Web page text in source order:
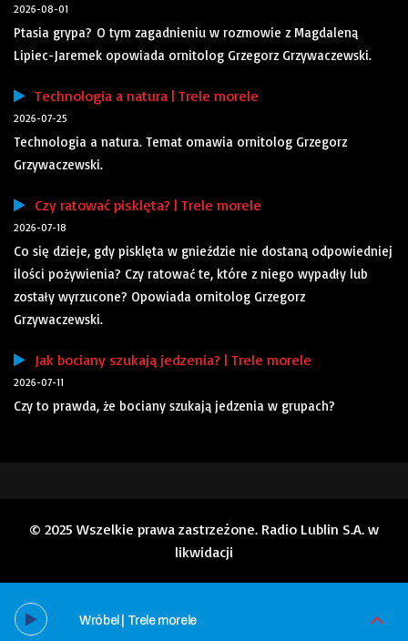
2026-08-01
Ptasia grypa? O tym zagadnieniu w rozmowie z Magdaleną
Lipiec-Jaremek opowiada ornitolog Grzegorz Grzywaczewski.
Technologia a natura | Trele morele
2026-07-25
Technologia a natura. Temat omawia ornitolog Grzegorz
Grzywaczewski.
Czy ratować pisklęta? | Trele morele
2026-07-18
Co się dzieje, gdy pisklęta w gnieździe nie dostaną odpowiedniej
ilości pożywienia? Czy ratować te, które z niego wypadły lub
zostały wyrzucone? Opowiada ornitolog Grzegorz
Grzywaczewski.
Jak bociany szukają jedzenia? | Trele morele
2026-07-11
Czy to prawda, że bociany szukają jedzenia w grupach?
© 2025 Wszelkie prawa zastrzeżone. Radio Lublin S.A. w
likwidacji
Wróbel | Trele morele